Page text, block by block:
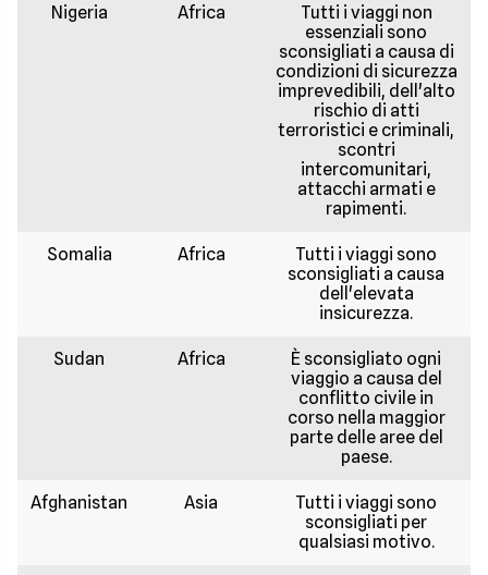
Nigeria Africa
Tutti i viaggi non
essenziali sono
sconsigliati a causa di
condizioni di sicurezza
imprevedibili, dell'alto
rischio di atti
terroristici e criminali,
scontri
intercomunitari,
attacchi armati e
rapimenti.
Somalia Africa
Tutti i viaggi sono
sconsigliati a causa
dell'elevata
insicurezza.
Sudan Africa
È sconsigliato ogni
viaggio a causa del
conflitto civile in
corso nella maggior
parte delle aree del
paese.
Afghanistan Asia
Tutti i viaggi sono
sconsigliati per
qualsiasi motivo.